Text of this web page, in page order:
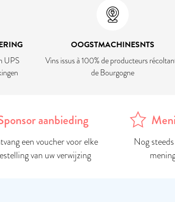
UPS
OOGSTMACHINESNTS
Vins issus à 100% de producteurs
de Bourgogne
aanbieding
een voucher voor elke
van uw verwijzing
Nog